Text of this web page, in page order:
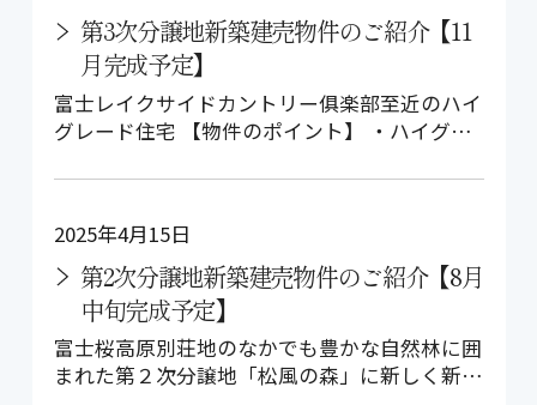
第3次分譲地新築建売物件のご紹介【11
月完成予定】
富士レイクサイドカントリー俱楽部至近のハイ
グレード住宅 【物件のポイント】 ・ハイグレ
2025年4月15日
第2次分譲地新築建売物件のご紹介【8月
中旬完成予定】
富士桜高原別荘地のなかでも豊かな自然林に囲
まれた第２次分譲地「松風の森」に新しく新築